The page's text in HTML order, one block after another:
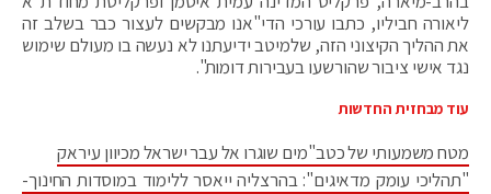
ליאורה חביליו, כתבו עורכי הדי"אנו מבקשים לעצור כבר בשלב זה
את ההליך הקיצוני הזה, שלמיטב ידיעתנו לא נעשה בו מעולם שימוש
נגד אישי ציבור שהורשעו בעבירות דומות".
עוד מבחזית החדשות
מטח משמעותי של כטב"מים שוגרו אל עבר ישראל מכיוון עיראק
"תהליכי עומק מדאיגים": בהרצליה ייאסר ללימוד במוסדות החינוך-